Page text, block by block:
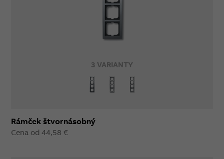
3 VARIANTY
Rámček štvornásobný
Cena od 44,58 €